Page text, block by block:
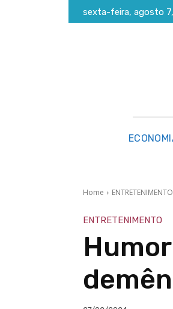
sexta-feira, agosto
Home ENTRETENIMENTO
ENTRETENIMENTO